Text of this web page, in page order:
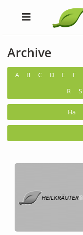
Archive
A B C D E F
R
S
Ha